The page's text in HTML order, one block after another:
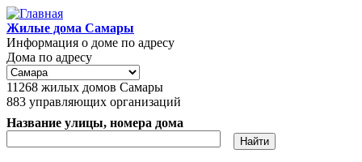
Перейти к основному содержанию
Жилые дома Самары
Информация о доме по адресу
Дома по адресу
11268 жилых домов Самары
883 управляющих организаций
Название улицы, номера дома